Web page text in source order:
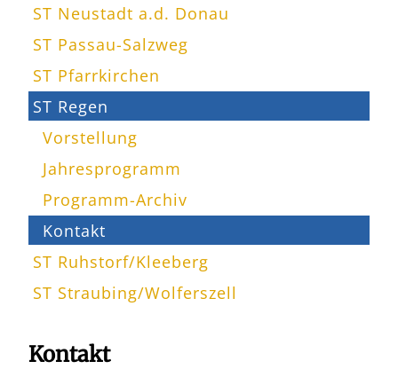
ST Neustadt a.d. Donau
ST Passau-Salzweg
ST Pfarrkirchen
ST Regen
Vorstellung
Jahresprogramm
Programm-Archiv
Kontakt
ST Ruhstorf/Kleeberg
ST Straubing/Wolferszell
Kontakt